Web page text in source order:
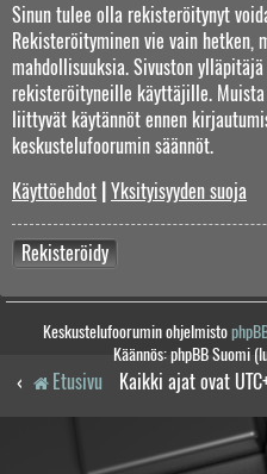
Sinun tulee olla rekisteröitynyt
Rekisteröityminen vie vain hetken,
mahdollisuuksia. Sivuston
rekisteröityneille käyttäjille.
liittyvät käytännöt ennen
keskustelufoorumin säännöt.
Käyttöehdot Yksityisyyden suoja
Rekisteröidy
Keskustelufoorumin ohjelmisto
Käännös: phpBB Suomi
Etusivu Kaikki ajat ovat